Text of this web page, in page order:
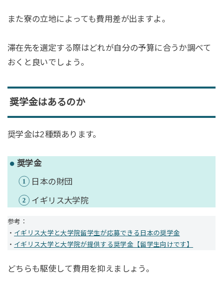
また寮の立地によっても費用差が出ますよ。
滞在先を選定する際はどれが自分の予算に合うか調べて
おくと良いでしょう。
奨学金はあるのか
奨学金は2種類あります。
奨学金
日本の財団
イギリス大学院
参考：
・ イギリス大学と大学院留学生が応募できる日本の奨学金
・ イギリス大学と大学院が提供する奨学金【留学生向けです】
どちらも駆使して費用を抑えましょう。